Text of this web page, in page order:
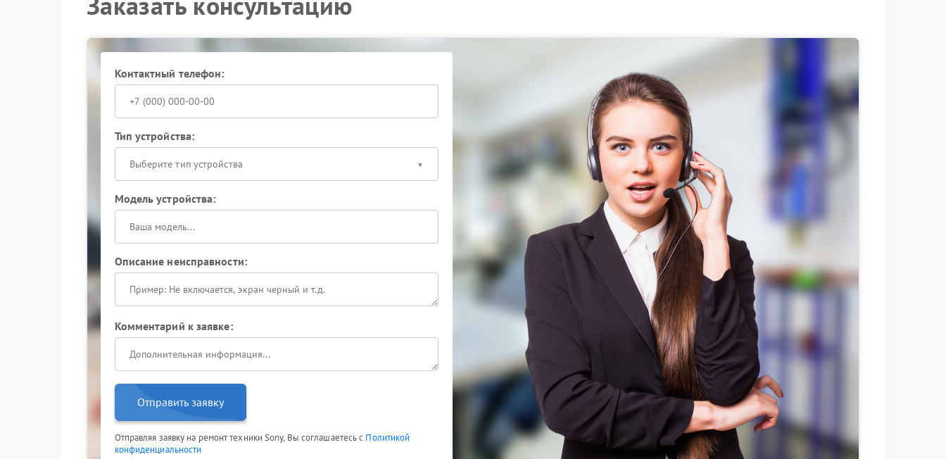
Контактный телефон:
Тип устройства:
Выберите тип устройства
Модель устройства:
Описание неисправности:
Комментарий к заявке:
Отправить заявку
Отправляя заявку на ремонт техники Sony, Вы соглашаетесь с Политикой
конфиденциальности